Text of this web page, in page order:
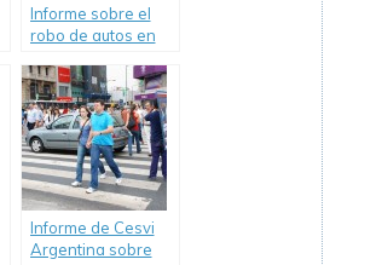
Informe sobre el
robo de autos en
Informe de Cesvi
Argentina sobre